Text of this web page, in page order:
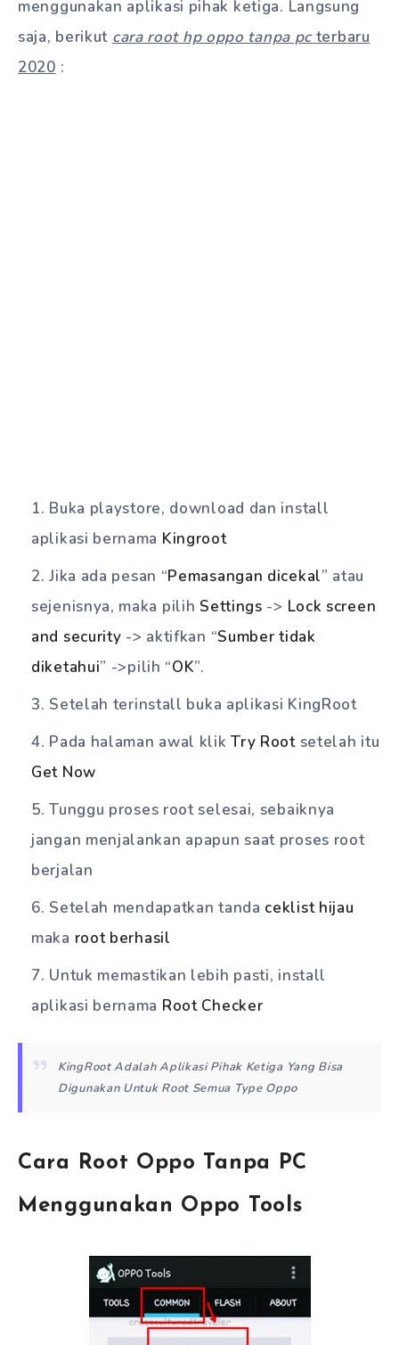
menggunakan aplikasi pihak ketiga. Langsung
saja, berikut cara root hp oppo tanpa pcterbaru
2020 :
Buka playstore, download dan install
aplikasi bernama Kingroot
Jika ada pesan “Pemasangan dicekal” atau
sejenisnya, maka pilih Settings -> Lock screen
and security -> aktifkan “Sumber tidak
diketahui” ->pilih “OK”.
Setelah terinstall buka aplikasi KingRoot
Pada halaman awal klikTry Rootsetelah itu
Get Now
Tunggu proses root selesai, sebaiknya
jangan menjalankan apapun saat proses root
berjalan
Setelah mendapatkan tanda ceklist hijau
maka root berhasil
Untuk memastikan lebih pasti, install
aplikasi bernama Root Checker
KingRoot Adalah Aplikasi Pihak Ketiga Yang Bisa
Digunakan Untuk Root Semua Type Oppo
Cara Root Oppo Tanpa PC
Menggunakan Oppo Tools